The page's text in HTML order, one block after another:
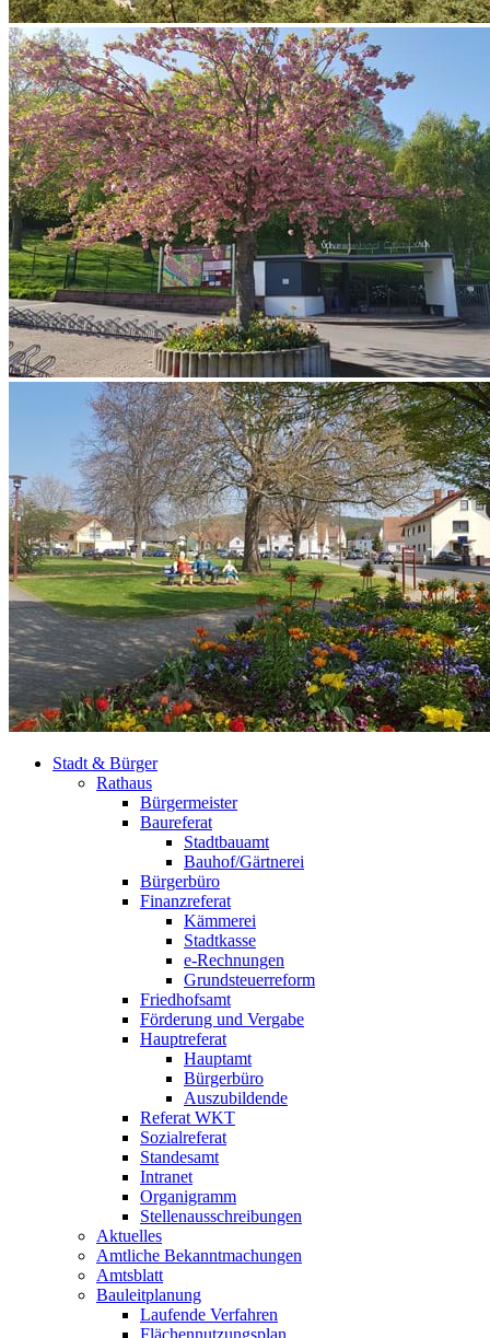
Stadt & Bürger
Rathaus
Bürgermeister
Baureferat
Stadtbauamt
Bauhof/Gärtnerei
Bürgerbüro
Finanzreferat
Kämmerei
Stadtkasse
e-Rechnungen
Grundsteuerreform
Friedhofsamt
Förderung und Vergabe
Hauptreferat
Hauptamt
Bürgerbüro
Auszubildende
Referat WKT
Sozialreferat
Standesamt
Intranet
Organigramm
Stellenausschreibungen
Aktuelles
Amtliche Bekanntmachungen
Amtsblatt
Bauleitplanung
Laufende Verfahren
Flächennutzungsplan